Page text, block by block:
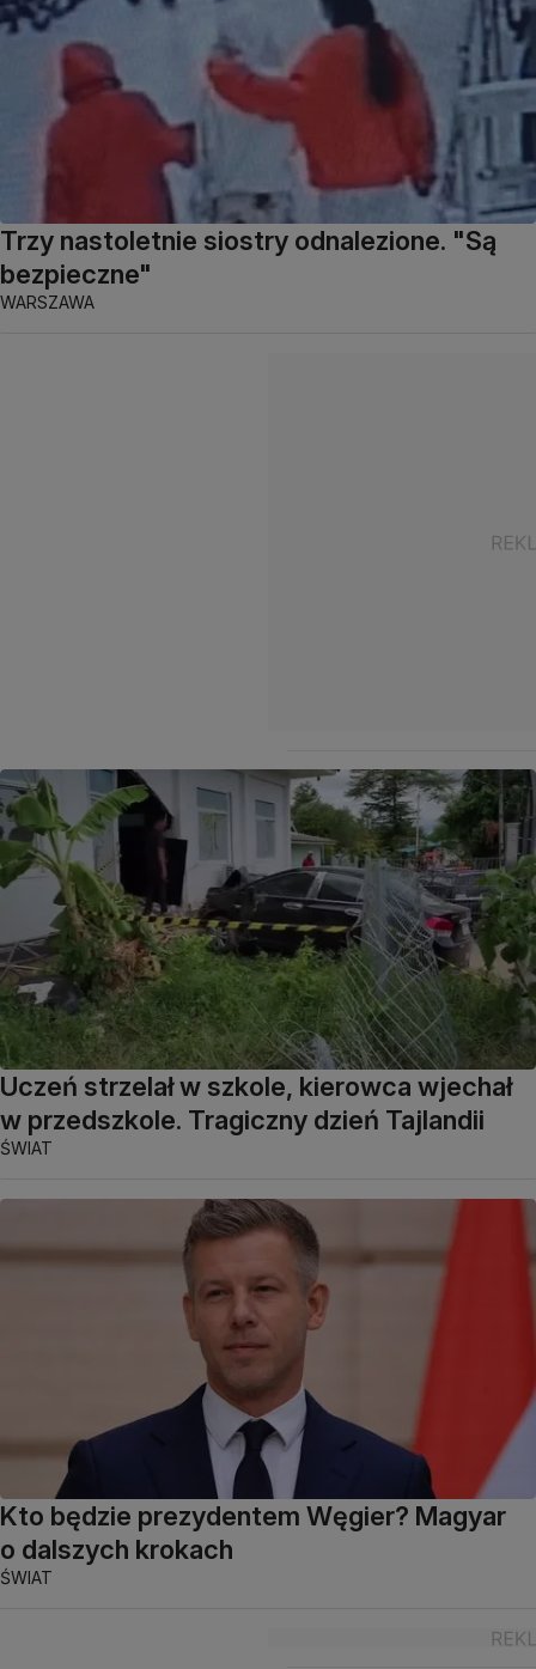
Trzy nastoletnie siostry odnalezione. "Są
bezpieczne"
WARSZAWA
Uczeń strzelał w szkole, kierowca wjechał
w przedszkole. Tragiczny dzień Tajlandii
ŚWIAT
Kto będzie prezydentem Węgier? Magyar
o dalszych krokach
ŚWIAT